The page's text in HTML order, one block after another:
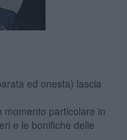
ed onesta) lascia
momento particolare in
e le bonifiche delle